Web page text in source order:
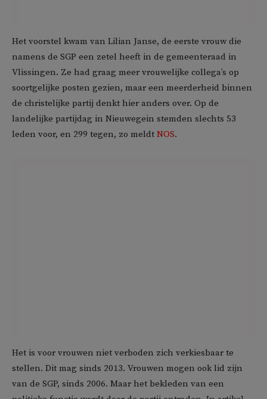
Het voorstel kwam van Lilian Janse, de eerste vrouw die
namens de SGP een zetel heeft in de gemeenteraad in
Vlissingen. Ze had graag meer vrouwelijke collega’s op
soortgelijke posten gezien, maar een meerderheid binnen
de christelijke partij denkt hier anders over. Op de
landelijke partijdag in Nieuwegein stemden slechts 53
leden voor, en 299 tegen, zo meldt NOS.
Het is voor vrouwen niet verboden zich verkiesbaar te
stellen. Dit mag sinds 2013. Vrouwen mogen ook lid zijn
van de SGP, sinds 2006. Maar het bekleden van een